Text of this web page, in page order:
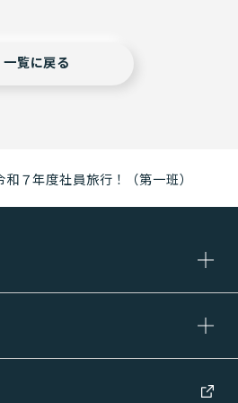
一覧に戻る
和７年度社員旅行！（第一班）